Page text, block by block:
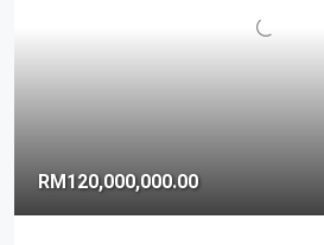
RM120,000,000.00